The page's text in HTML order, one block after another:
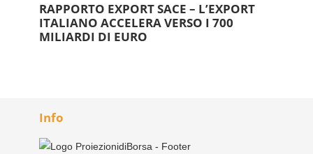
RAPPORTO EXPORT SACE – L’EXPORT
ITALIANO ACCELERA VERSO I 700
MILIARDI DI EURO
Info